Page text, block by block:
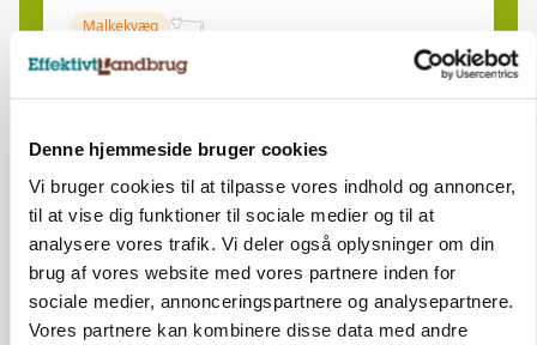
Denne hjemmeside bruger cookies
Vi bruger cookies til at tilpasse vores indhold og annoncer,
til at vise dig funktioner til sociale medier og til at
analysere vores trafik. Vi deler også oplysninger om din
brug af vores website med vores partnere inden for
sociale medier, annonceringspartnere og analysepartnere.
Vores partnere kan kombinere disse data med andre
Malkekvæg
10. aug.
Slagtegrise
4261, Dalmose NY 10. aug.